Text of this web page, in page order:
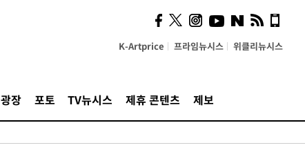
K-Artprice 프라임뉴시스 위클리뉴시스
광장 포토 TV뉴시스 제휴 콘텐츠 제보
시, 스마트폰 액세서리에
NFC 더했다